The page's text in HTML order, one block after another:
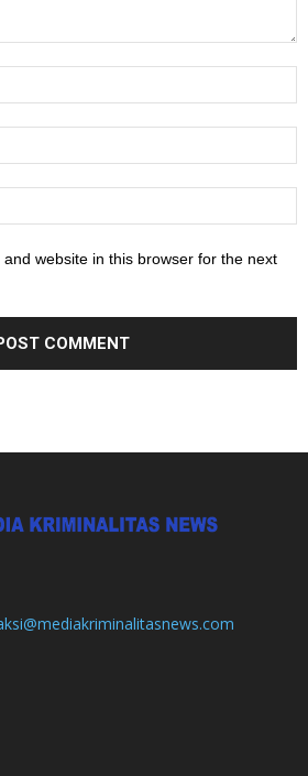
website in this browser for the next